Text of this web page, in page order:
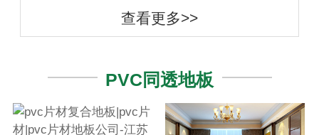
查看更多>>
PVC同透地板